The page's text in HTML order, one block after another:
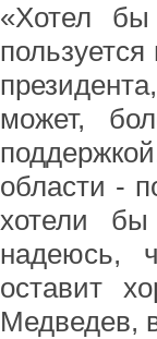
«Хотел бы
может,
области -
хотели
надеюсь,
оставит
Медведев,